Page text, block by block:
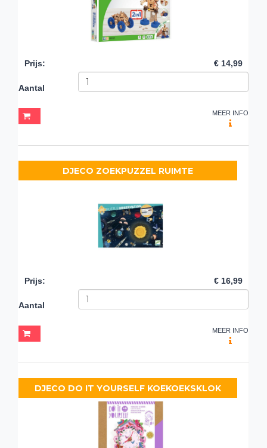
Prijs: € 14,99
Aantal
MEER INFO
DJECO ZOEKPUZZEL RUIMTE
Prijs: € 16,99
Aantal
MEER INFO
DJECO DO IT YOURSELF KOEKOEKSKLOK